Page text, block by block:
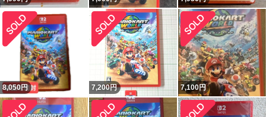
8,050円 7,200円 7,100円